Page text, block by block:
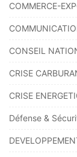
COMMERCE-
CONSEIL
CRISE
CRISE
Défense &